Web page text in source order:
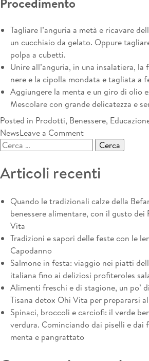
Tagliare l’anguria a metà e ricavare
un cucchiaio da gelato. Oppure
polpa a cubetti.
Unire all’anguria, in una insalatiera,
nere e la cipolla mondata e tagliata a
Aggiungere la menta e un giro di olio
Mescolare con grande delicatezza e
Posted in Prodotti, Benessere,
NewsLeave a Commenton
Ricca
proteine
e
la
Feta
Ohi
incontra
il
sapore
fresco
dell’anguria
per
una
Ricerca
Articoli recenti
Quando le tradizionali calze della
benessere alimentare, con il gusto
Vita
Tradizioni e sapori delle feste con le
Capodanno
Salmone in festa: viaggio nei piatti
italiana fino ai deliziosi profiteroles
Alimenti freschi e di stagione, un po’
Tisana detox Ohi Vita per prepararsi
Spinaci, broccoli e carciofi: il verde
verdura. Cominciando dai piselli e
menta e pangrattato